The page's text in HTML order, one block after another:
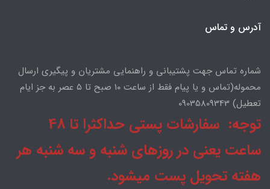
آدرس و تماس
شماره تماس جهت پشتیبانی و راهنمایی مشتریان و پیگیری ارسال
محموله(تماس و یا پیام فقط از ساعت ۱۰ صبح تا ۵ عصر به جز ایام
تعطیل) 09035809343
توجه: سفارشات پستی حداکثرا تا 48
ساعت یعنی در روزهای شنبه و سه شنبه هر
هفته تحویل پست میشود.